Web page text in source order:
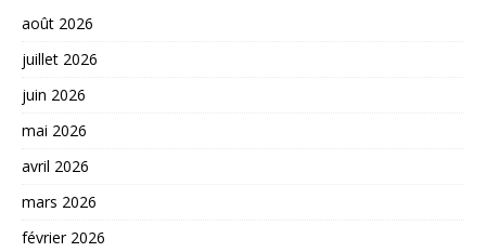
août 2026
juillet 2026
juin 2026
mai 2026
avril 2026
mars 2026
février 2026